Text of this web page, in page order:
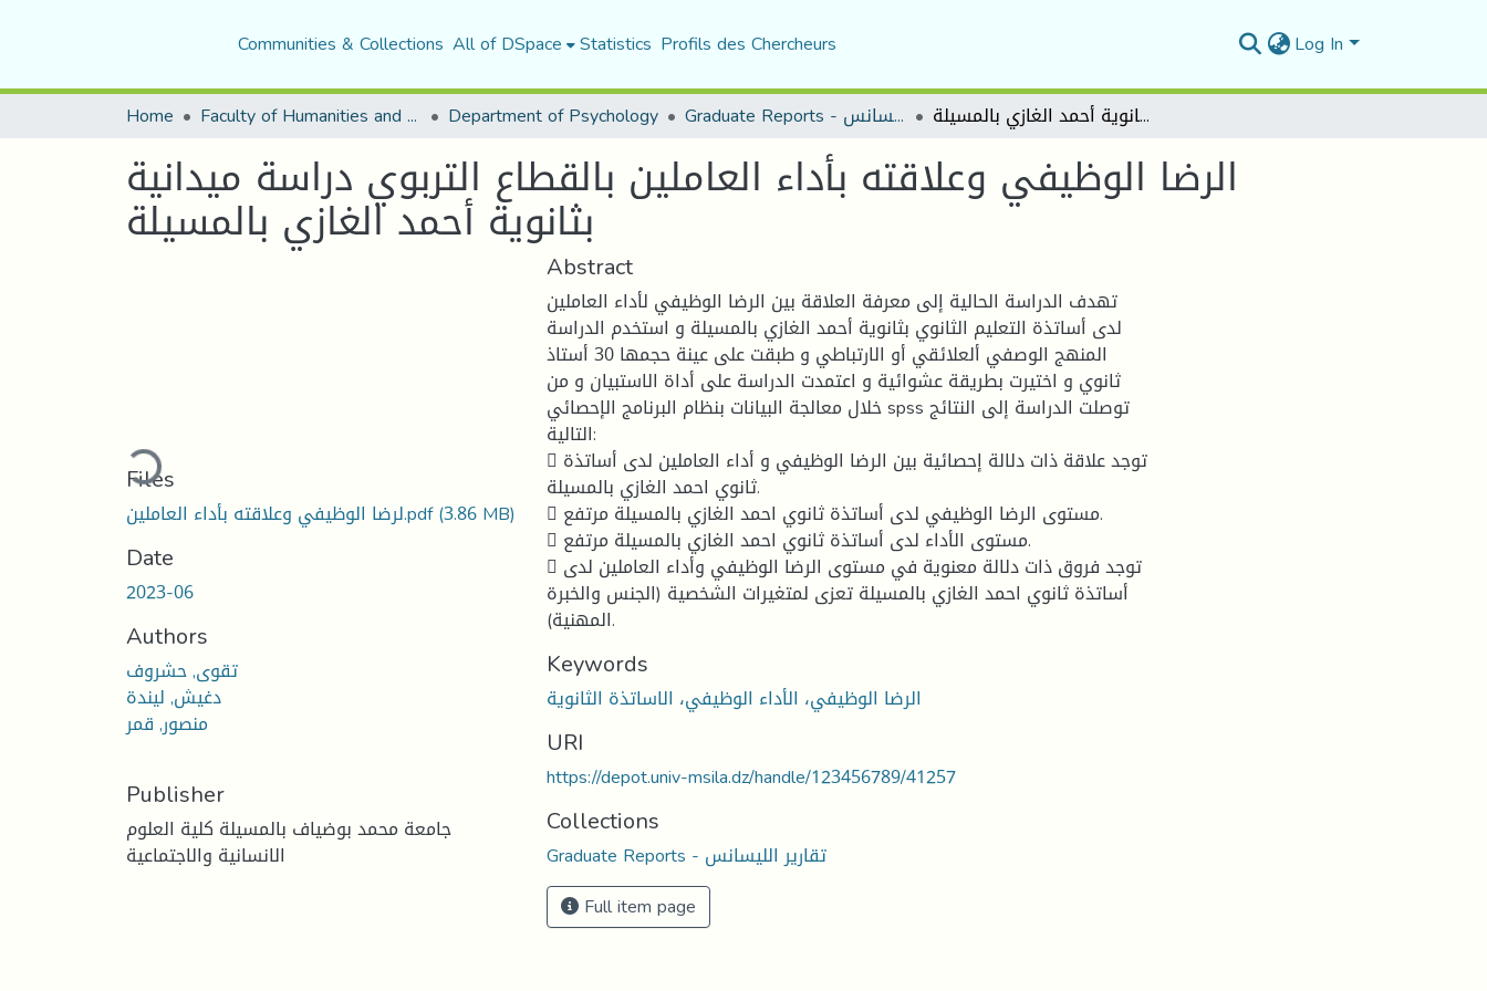
Communities & Collections All of DSpace Statistics Profils des Chercheurs Log In
Home Faculty of Humanities and Social Sciences Department of Psychology Graduate Reports - تقارير الليسانس الرضا الوظيفي وعلاقته بأداء العاملين بالقطاع التربوي دراسة ميدانية بثانوية أحمد الغازي بالمسيلة
الرضا الوظيفي وعلاقته بأداء العاملين بالقطاع التربوي دراسة ميدانية
بثانوية أحمد الغازي بالمسيلة
Loading...
Files
لرضا الوظيفي وعلاقته بأداء العاملين.pdf(3.86 MB)
Date
2023-06
Authors
تقوى, حشروف
دغيش, ليندة
منصور, قمر
Publisher
جامعة محمد بوضياف بالمسيلة كلية العلوم
الانسانية والاجتماعية
Abstract
تهدف الدراسة الحالية إلى معرفة العلاقة بين الرضا الوظيفي لأداء العاملين
لدى أساتذة التعليم الثانوي بثانوية أحمد الغازي بالمسيلة و استخدم الدراسة
المنهج الوصفي ألعلائقي أو الارتباطي و طبقت على عينة حجمها 30 أستاذ
ثانوي و اختيرت بطريقة عشوائية و اعتمدت الدراسة على أداة الاستبيان و من
خلال معالجة البيانات بنظام البرنامج الإحصائي spss توصلت الدراسة إلى النتائج
التالية:
 توجد علاقة ذات دلالة إحصائية بين الرضا الوظيفي و أداء العاملين لدى أساتذة
ثانوي احمد الغازي بالمسيلة.
 مستوى الرضا الوظيفي لدى أساتذة ثانوي احمد الغازي بالمسيلة مرتفع.
 مستوى الأداء لدى أساتذة ثانوي احمد الغازي بالمسيلة مرتفع.
 توجد فروق ذات دلالة معنوية في مستوى الرضا الوظيفي وأداء العاملين لدى
أساتذة ثانوي احمد الغازي بالمسيلة تعزى لمتغيرات الشخصية (الجنس والخبرة
المهنية).
Keywords
الرضا الوظيفي، الأداء الوظيفي، الاساتذة الثانوية
URI
https://depot.univ-msila.dz/handle/123456789/41257
Collections
Graduate Reports - تقارير الليسانس
Full item page